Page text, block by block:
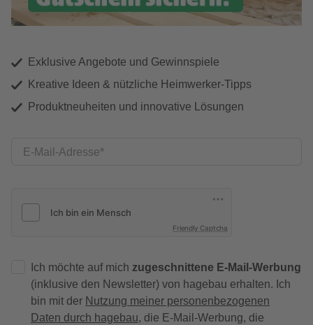
Exklusive Angebote und Gewinnspiele
Kreative Ideen & nützliche Heimwerker-Tipps
Produktneuheiten und innovative Lösungen
E-Mail-Adresse
Friendly Captcha
Ich möchte auf mich zugeschnittene E-Mail-Werbung
(inklusive den Newsletter) von hagebau erhalten. Ich
bin mit der Nutzung meiner personenbezogenen
Daten durch hagebau, die E-Mail-Werbung, die